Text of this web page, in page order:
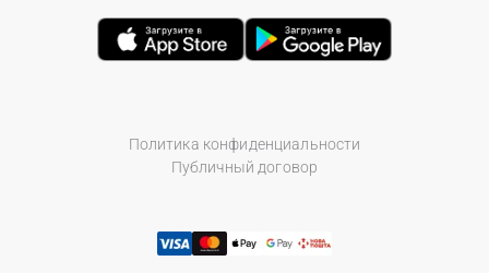
Политика конфиденциальности
Публичный договор